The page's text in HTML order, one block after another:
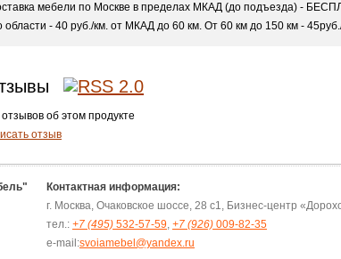
мебели по Москве в пределах МКАД (до подъезда) -
области - 40 руб./км. от МКАД до 60 км. От 60 км до 150 км -
об этом продукте
отзыв
Контактная информация:
г. Москва, Очаковское шоссе, 28 с1, Бизнес-центр
тел.: +7 (495) 532-57-59, +7 (926) 009-82-35
e-mail:svoiamebel@yandex.ru